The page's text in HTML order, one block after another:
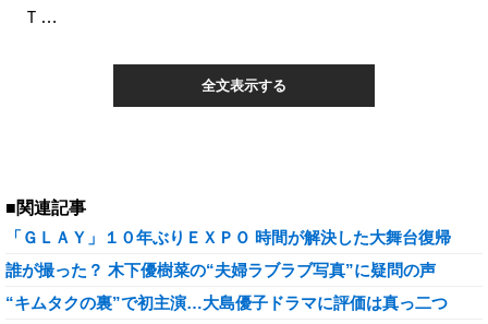
Ｔ…
全文表示する
■関連記事
「ＧＬＡＹ」１０年ぶりＥＸＰＯ 時間が解決した大舞台復帰
誰が撮った？ 木下優樹菜の“夫婦ラブラブ写真”に疑問の声
“キムタクの裏”で初主演…大島優子ドラマに評価は真っ二つ